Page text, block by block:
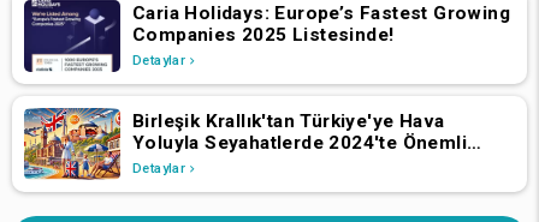
Caria Holidays: Europe’s Fastest Growing
Companies 2025 Listesinde!
Detaylar
Birleşik Krallık'tan Türkiye'ye Hava
Yoluyla Seyahatlerde 2024'te Önemli
Büyüme
Detaylar